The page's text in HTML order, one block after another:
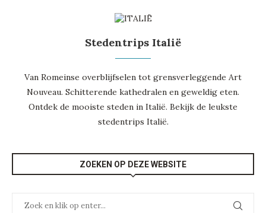
Stedentrips Italië
Van Romeinse overblijfselen tot grensverleggende Art
Nouveau. Schitterende kathedralen en geweldig eten.
Ontdek de mooiste steden in Italië. Bekijk de leukste
stedentrips Italië.
ZOEKEN OP DEZE WEBSITE